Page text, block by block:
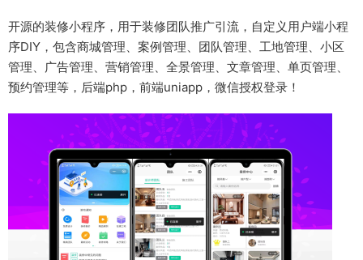
开源的装修小程序，用于装修团队推广引流，自定义用户端小程
序DIY，包含商城管理、案例管理、团队管理、工地管理、小区
管理、广告管理、营销管理、全景管理、文章管理、单页管理、
预约管理等，后端php，前端uniapp，微信授权登录！